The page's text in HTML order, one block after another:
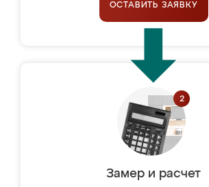
ОСТАВИТЬ ЗАЯВКУ
Замер и расчет